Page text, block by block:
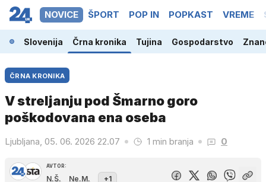
NOVICE ŠPORT POP IN POPKAST VREME
Slovenija Črna kronika Tujina Gospodarstvo
ČRNA KRONIKA
V streljanju pod Šmarno goro
poškodovana ena oseba
Ljubljana, 05. 06. 2026 22.07 1 min branja 0
AVTOR:
N.Š. Ne.M. +1